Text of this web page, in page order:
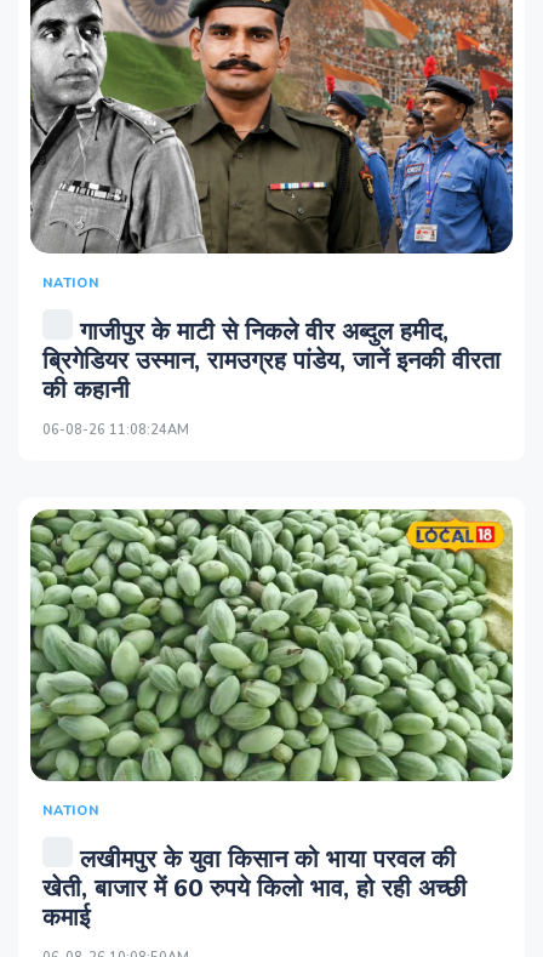
NATION
गाजीपुर के माटी से निकले वीर अब्दुल हमीद,
ब्रिगेडियर उस्मान, रामउग्रह पांडेय, जानें इनकी वीरता
की कहानी
06-08-26 11:08:24AM
NATION
लखीमपुर के युवा किसान को भाया परवल की
खेती, बाजार में 60 रुपये किलो भाव, हो रही अच्छी
कमाई